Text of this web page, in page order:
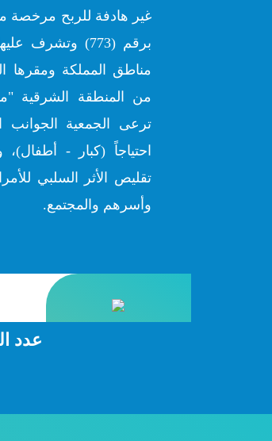
غير هادفة للربح مرخصة
برقم (773)
مناطق المملكة ومقرها
من المنطقة الشرقية
ترعى الجمعية الجوانب
احتياجاً (كبار -
تقليص الأثر السلبي
وأسرهم والمجتمع.
عدد